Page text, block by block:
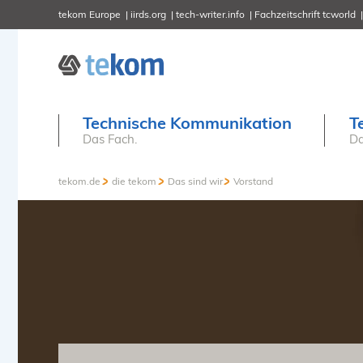
tekom Europe iirds.org tech-writer.info Fachzeitschrift tcworld
Technische Kommunikation
Das Fach.
tekom.de die tekom Das sind wir Vorstand